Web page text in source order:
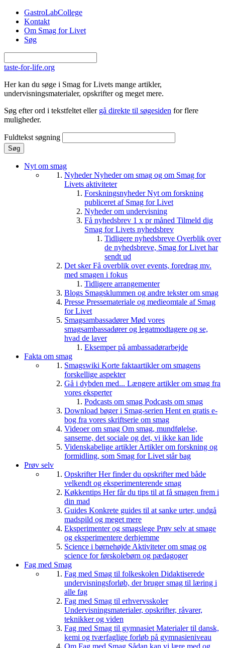
Gå til hovedindhold
GastroLabCollege
Kontakt
Om Smag for Livet
Søg
taste-for-life.org
Her kan du søge i Smag for Livets mange artikler,
undervisningsmaterialer, opskrifter og meget mere.
Søg efter ord i tekstfeltet eller gå direkte til søgesiden for flere
muligheder.
Fuldtekst søgning
Nyt om smag
NyhederNyheder om smag og om Smag for
Livets aktiviteter
ForskningsnyhederNyt om forskning
publiceret af Smag for Livet
Nyheder om undervisning
Få nyhedsbrev 1 x pr måned Tilmeld dig
Smag for Livets nyhedsbrev
Tidligere nyhedsbreve Overblik over
de nyhedsbreve, Smag for Livet har
sendt ud
Det skerFå overblik over events, foredrag mv.
med smagen i fokus
Tidligere arrangementer
Blogs Smagsklummen og andre tekster om smag
Presse Pressemateriale og medieomtale af Smag
for Livet
SmagsambassadørerMød vores
smagsambassadører og legatmodtagere og se,
hvad de laver
Eksemper på ambassadørarbejde
Fakta om smag
Smagswiki Korte faktaartikler om smagens
forskellige aspekter
Gå i dybden med... Længere artikler om smag fra
vores eksperter
Podcasts om smag Podcasts om smag
Download bøger i Smag-serien Hent en gratis e-
bog fra vores skriftserie om smag
Videoer om smag Om smag, mundfølelse,
sanserne, det sociale og det, vi ikke kan lide
Videnskabelige artiklerArtikler om forskning og
formidling, som Smag for Livet står bag
Prøv selv
OpskrifterHer finder du opskrifter med både
velkendt og eksperimenterende smag
Køkkentips Her får du tips til at få smagen frem i
din mad
Guides Konkrete guides til at sanke urter, undgå
madspild og meget mere
Eksperimenter og smagslege Prøv selv at smage
og eksperimentere derhjemme
Science i børnehøjde Aktiviteter om smag og
science for førskolebørn og pædagoger
Fag med Smag
Fag med Smag til folkeskolen Didaktiserede
undervisningsforløb, der bruger smag til læring i
alle fag
Fag med Smag til erhvervsskoler
Undervisningsmaterialer, opskrifter, råvarer,
teknikker og viden
Fag med Smag til gymnasiet Materialer til dansk,
kemi og tværfaglige forløb på gymnasieniveau
Om Fag med Smag Sådan kan vi lære med og